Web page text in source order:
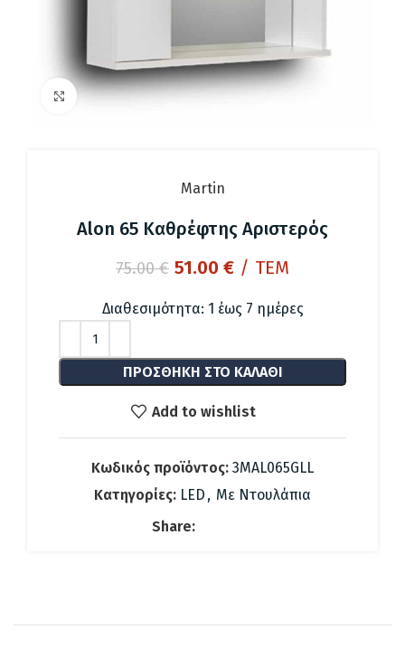
Click to enlarge
Martin
Alon 65 Καθρέφτης Αριστερός
75.00€ Original
was:
51.00 €Η
τιμή
51.00 €.
/ ΤΕΜ
Διαθεσιμότητα: 1 έως 7 ημέρες
ΠΡΟΣΘΉΚΗ ΣΤΟ ΚΑΛΆΘΙ
Add to wishlist
Κωδικός προϊόντος: 3MAL065GLL
Κατηγορίες: LED , Με Ντουλάπια
Share: